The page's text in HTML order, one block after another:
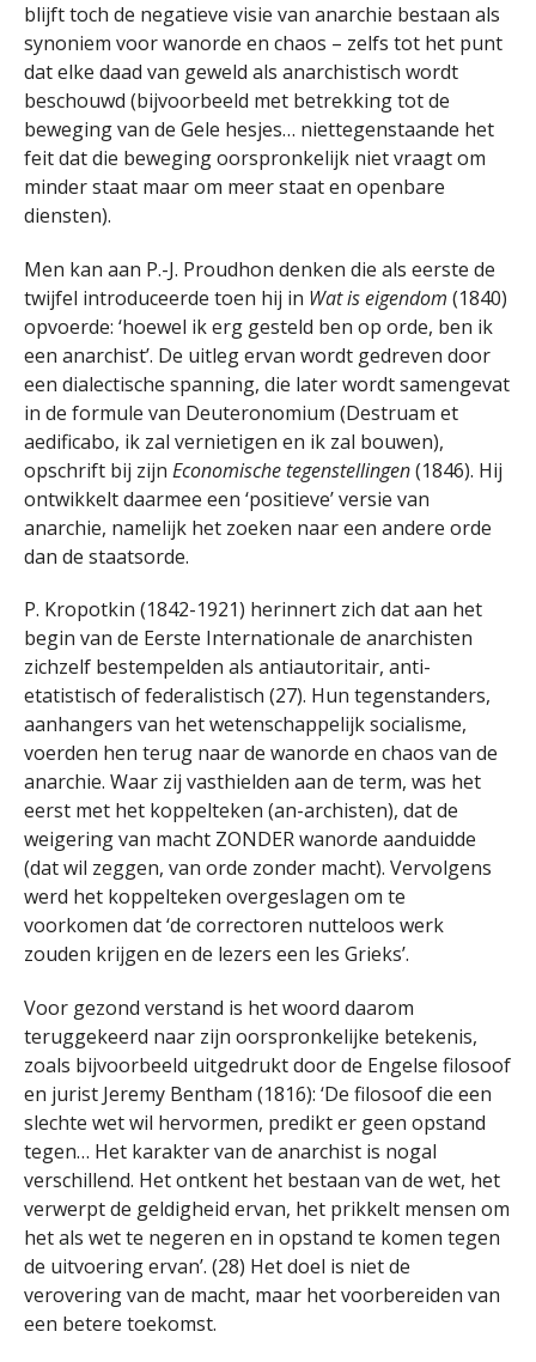
blijft toch de negatieve visie van anarchie bestaan ​​als
synoniem voor wanorde en chaos – zelfs tot het punt
dat elke daad van geweld als anarchistisch wordt
beschouwd (bijvoorbeeld met betrekking tot de
beweging van de Gele hesjes… niettegenstaande het
feit dat die beweging oorspronkelijk niet vraagt om
minder staat maar om meer staat en openbare
diensten).
Men kan aan P.-J. Proudhon denken die als eerste de
twijfel introduceerde toen hij in Wat is eigendom (1840)
opvoerde: ‘hoewel ik erg gesteld ben op orde, ben ik
een anarchist’. De uitleg ervan wordt gedreven door
een dialectische spanning, die later wordt samengevat
in de formule van Deuteronomium (Destruam et
aedificabo, ik zal vernietigen en ik zal bouwen),
opschrift bij zijn Economische tegenstellingen(1846). Hij
ontwikkelt daarmee een ​​‘positieve’ versie van
anarchie, namelijk het zoeken naar een andere orde
dan de staatsorde.
P. Kropotkin (1842-1921) herinnert zich dat aan het
begin van de Eerste Internationale de anarchisten
zichzelf bestempelden als antiautoritair, anti-
etatistisch of federalistisch (27). Hun tegenstanders,
aanhangers van het wetenschappelijk socialisme,
voerden hen terug naar de wanorde en chaos van de
anarchie. Waar zij vasthielden aan de term, was het
eerst met het koppelteken (an-archisten), dat de
weigering van macht ZONDER wanorde aanduidde
(dat wil zeggen, van orde zonder macht). Vervolgens
werd het koppelteken overgeslagen om te
voorkomen dat ‘de correctoren nutteloos werk
zouden krijgen en de lezers een les Grieks’.
Voor gezond verstand is het woord daarom
teruggekeerd naar zijn oorspronkelijke betekenis,
zoals bijvoorbeeld uitgedrukt door de Engelse filosoof
en jurist Jeremy Bentham (1816): ‘De filosoof die een
slechte wet wil hervormen, predikt er geen opstand
tegen… Het karakter van de anarchist is nogal
verschillend. Het ontkent het bestaan ​​van de wet, het
verwerpt de geldigheid ervan, het prikkelt mensen om
het als wet te negeren en in opstand te komen tegen
de uitvoering ervan’. (28) Het doel is niet de
verovering van de macht, maar het voorbereiden van
een betere toekomst.